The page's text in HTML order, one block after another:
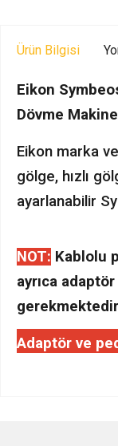
Ürün Bilgisi
Eikon
Dövme
Eikon marka
gölge, hızlı
ayarlanabilir
NOT: Kablolu
ayrıca
Adaptör ve